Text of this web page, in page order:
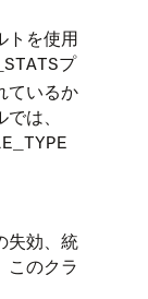
トを使用
_STATSプ
ているか
は、
失効、統
このクラ